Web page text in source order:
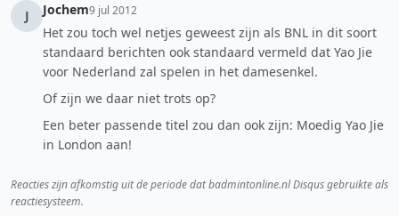
J Jochem9 jul 2012
Het zou toch wel netjes geweest zijn als BNL in dit soort
standaard berichten ook standaard vermeld dat Yao Jie
voor Nederland zal spelen in het damesenkel.
Of zijn we daar niet trots op?
Een beter passende titel zou dan ook zijn: Moedig Yao Jie
in London aan!
Reacties zijn afkomstig uit de periode dat badmintonline.nl Disqus gebruikte als
reactiesysteem.